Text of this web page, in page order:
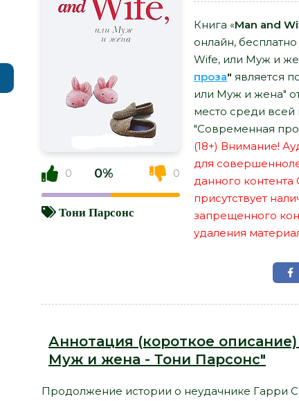
0 0% 0
Тони Парсонс
Книга «Man and
онлайн,
Wife, или Муж и
проза" является
или Муж и жена"
место среди всей
"Современная
(18+) Внимание!
для
данного
присутствует
запрещенного
удаления
Аннотация (короткое
Муж и жена - Тони Парсонс"
Продолжение истории о неудачнике Гарри